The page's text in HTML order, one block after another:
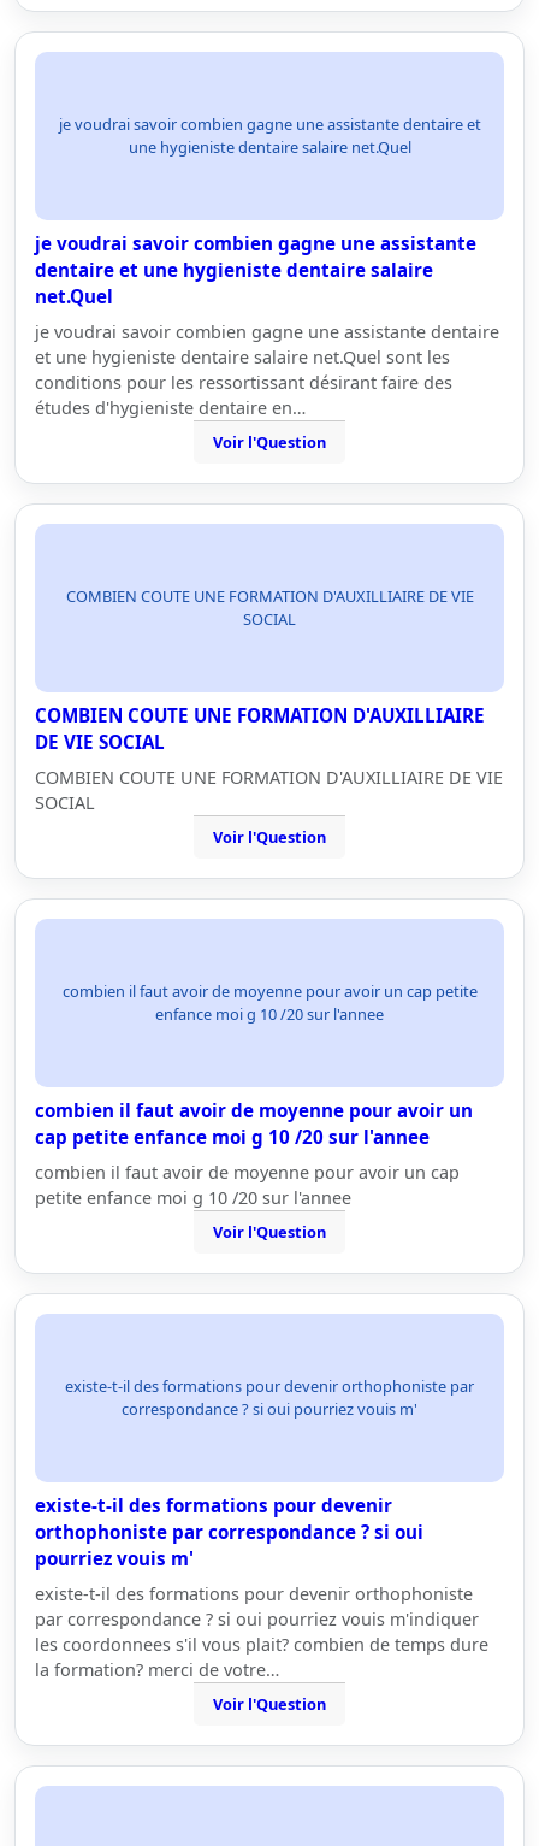
je voudrai savoir combien gagne une assistante dentaire et
une hygieniste dentaire salaire net.Quel
je voudrai savoir combien gagne une assistante
dentaire et une hygieniste dentaire salaire
net.Quel
je voudrai savoir combien gagne une assistante dentaire
et une hygieniste dentaire salaire net.Quel sont les
conditions pour les ressortissant désirant faire des
études d'hygieniste dentaire en…
Voir l'Question
COMBIEN COUTE UNE FORMATION D'AUXILLIAIRE DE VIE
SOCIAL
COMBIEN COUTE UNE FORMATION D'AUXILLIAIRE
DE VIE SOCIAL
COMBIEN COUTE UNE FORMATION D'AUXILLIAIRE DE VIE
SOCIAL
Voir l'Question
combien il faut avoir de moyenne pour avoir un cap petite
enfance moi g 10 /20 sur l'annee
combien il faut avoir de moyenne pour avoir un
cap petite enfance moi g 10 /20 sur l'annee
combien il faut avoir de moyenne pour avoir un cap
petite enfance moi g 10 /20 sur l'annee
Voir l'Question
existe-t-il des formations pour devenir orthophoniste par
correspondance ? si oui pourriez vouis m'
existe-t-il des formations pour devenir
orthophoniste par correspondance ? si oui
pourriez vouis m'
existe-t-il des formations pour devenir orthophoniste
par correspondance ? si oui pourriez vouis m'indiquer
les coordonnees s'il vous plait? combien de temps dure
la formation? merci de votre…
Voir l'Question